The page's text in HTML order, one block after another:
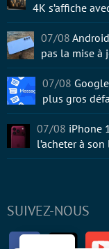
SUIVEZ-NOUS
FacebookTwitter
4K s’affiche
07/08
pas la mise à
07/08
plus gros
07/08 iPhone
l’acheter à